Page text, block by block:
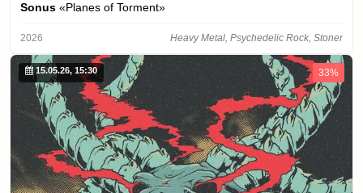
Sonus «Planes of Torment»
2026 Heavy Metal, Psychedelic Rock, Stoner
15.05.26, 15:30 33%